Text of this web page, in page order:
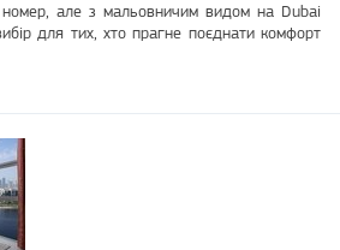
але з мальовничим видом на Dubai
для тих, хто прагне поєднати комфорт